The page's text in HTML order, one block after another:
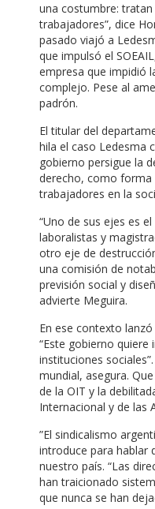
una costumbre:
trabajadores”, dice
pasado viajó a
que impulsó el
empresa que impidió
complejo. Pese al
padrón.
El titular del
hila el caso Ledesma
gobierno persigue la
derecho, como forma
trabajadores en la
“Uno de sus ejes es
laboralistas y
otro eje de
una comisión de
previsión social y
advierte Meguira.
En ese contexto
“Este gobierno quiere
instituciones
mundial, asegura.
de la OIT y la
Internacional y de las
”El sindicalismo
introduce para hablar
nuestro país. “Las
han traicionado
que nunca se han